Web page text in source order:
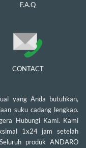
F.A.Q
CONTACT
yang Anda butuhkan,
suku cadang lengkap.
Hubungi Kami. Kami
1x24 jam setelah
produk ANDARO